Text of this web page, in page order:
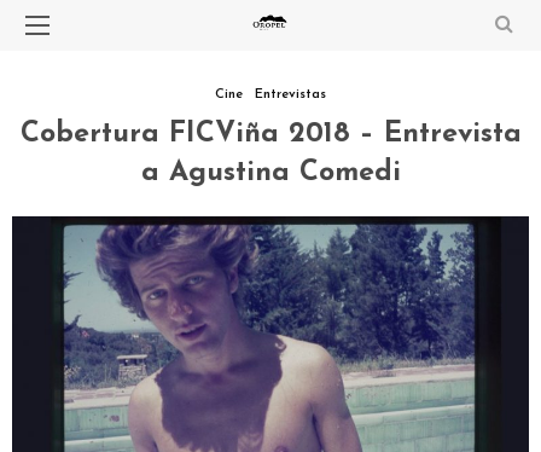
Cine Entrevistas
Cobertura FICViña 2018 – Entrevista
a Agustina Comedi